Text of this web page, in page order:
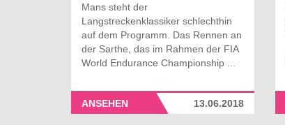
Mans steht der
Langstreckenklassiker schlechthin
auf dem Programm. Das Rennen an
der Sarthe, das im Rahmen der FIA
World Endurance Championship ...
13.06.2018
ANSEHEN